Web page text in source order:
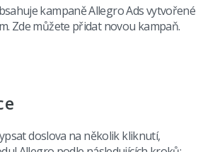
kampaně Allegro Ads vytvořené
Zde můžete přidat novou kampaň.
doslova na několik kliknutí,